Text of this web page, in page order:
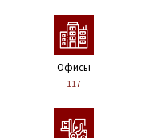
Офисы
117